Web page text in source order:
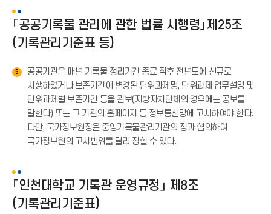
「공공기록물 관리에 관한 법률 시행령」제25조
(기록관리기준표 등)
5
공공기관은 매년 기록물 정리기간 종료 직후 전년도에 신규로
시행하였거나 보존기간이 변경된 단위과제명, 단위과제 업무설명 및
단위과제별 보존기간 등을 관보(지방자치단체의 경우에는 공보를
말한다) 또는 그 기관의 홈페이지 등 정보통신망에 고시하여야 한다.
다만, 국가정보원장은 중앙기록물관리기관의 장과 협의하여
국가정보원의 고시범위를 달리 정할 수 있다.
「인천대학교 기록관 운영규정」 제8조
(기록관리기준표)